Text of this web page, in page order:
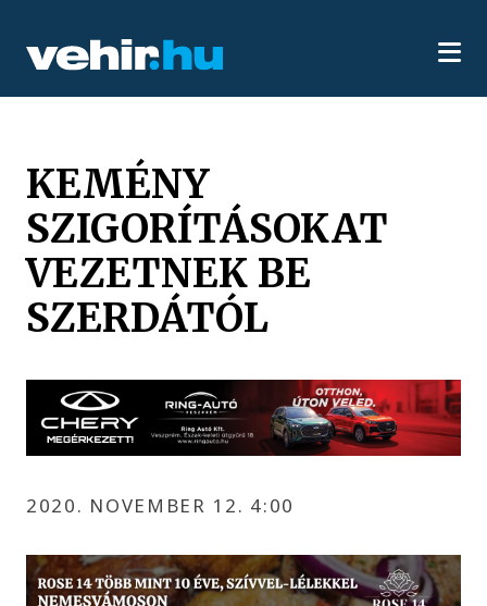
KEMÉNY
SZIGORÍTÁSOKAT
VEZETNEK BE
SZERDÁTÓL
2020. NOVEMBER 12. 4:00